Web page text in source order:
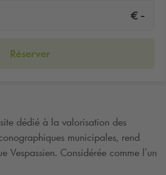
€ -
Réserver
dédié à la valorisation des
municipales, rend
Vespassien. Considérée comme l’un